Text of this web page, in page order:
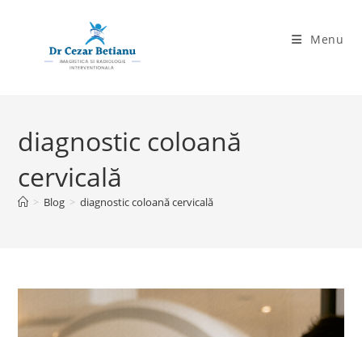
Menu
diagnostic coloană
cervicală
> Blog > diagnostic coloană cervicală